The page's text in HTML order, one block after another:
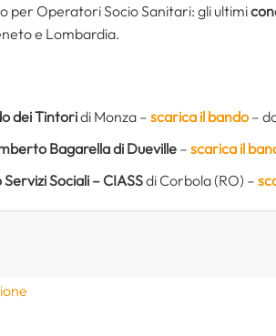
per Operatori Socio Sanitari: gli ultimi
e Lombardia.
dei Tintoridi Monza – scarica il bando–
Bagarella di Dueville– scarica il
Sociali – CIASSdi Corbola (RO) –